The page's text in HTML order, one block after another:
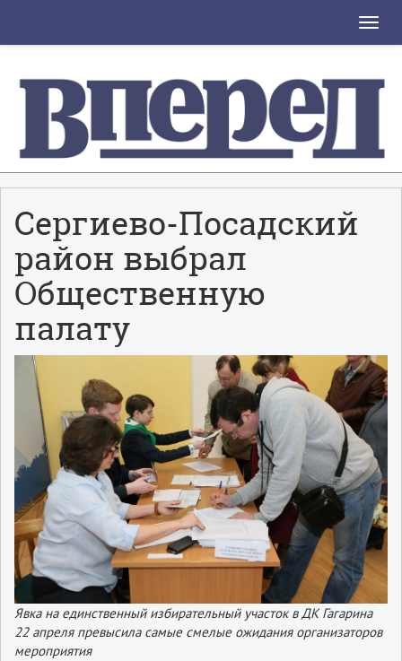
Toggle
Сергиево-Посадский
район выбрал
Общественную
палату
Явка на единственный избирательный участок в ДК Гагарина
22 апреля превысила самые смелые ожидания организаторов
мероприятия